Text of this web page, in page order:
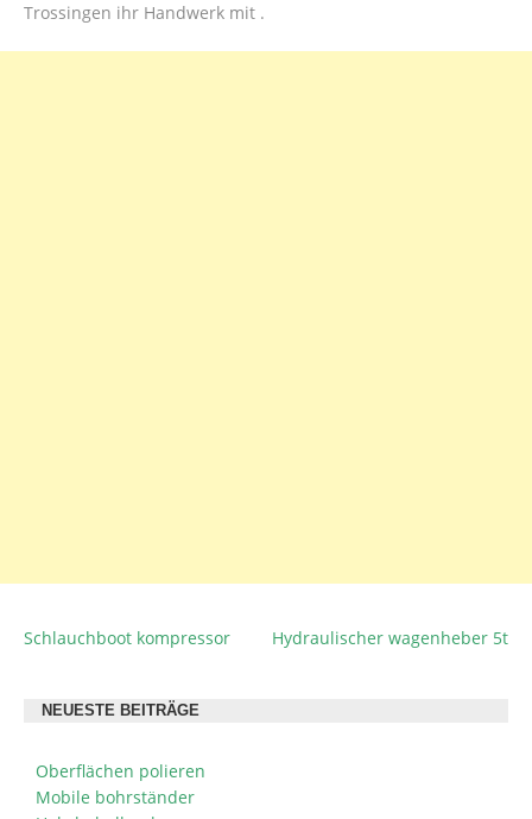
Trossingen ihr Handwerk mit .
BEITRAGSNAVIGATION
Schlauchboot kompressor Hydraulischer wagenheber 5t
NEUESTE BEITRÄGE
Oberflächen polieren
Mobile bohrständer